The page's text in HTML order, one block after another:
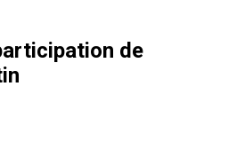
de